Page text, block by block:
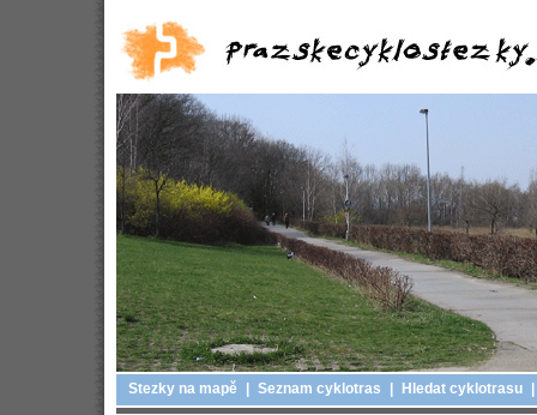
Stezky na mapě Seznam cyklotras Hledat cyklotrasu